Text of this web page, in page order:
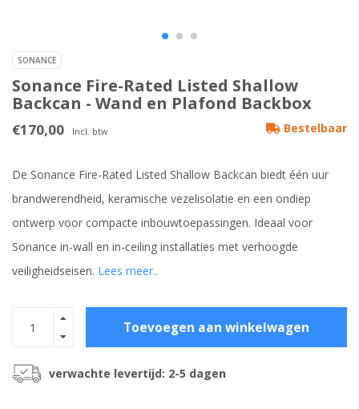
SONANCE
Sonance Fire-Rated Listed Shallow
Backcan - Wand en Plafond Backbox
€170,00 Incl. btw Bestelbaar
De Sonance Fire-Rated Listed Shallow Backcan biedt één uur
brandwerendheid, keramische vezelisolatie en een ondiep
ontwerp voor compacte inbouwtoepassingen. Ideaal voor
Sonance in-wall en in-ceiling installaties met verhoogde
veiligheidseisen. Lees meer..
Toevoegen aan winkelwagen
verwachte levertijd: 2-5 dagen